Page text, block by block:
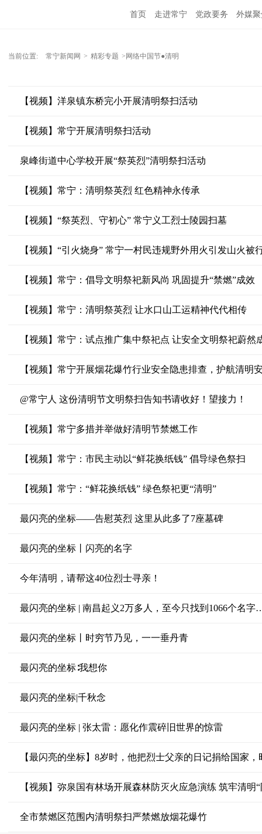
首页 走进常宁 党政要务 外媒
当前位置: 常宁新闻网 > 精彩专题 >网络中国节●清明
【视频】洋泉镇东桥完小开展清明祭扫活动
【视频】常宁开展清明祭扫活动
泉峰街道中心学校开展“祭英烈”清明祭扫活动
【视频】常宁：清明祭英烈 红色精神永传承
【视频】“祭英烈、守初心” 常宁义工烈士陵园扫墓
【视频】“引火烧身” 常宁一村民违规野外用火引发山火被
【视频】常宁：倡导文明祭祀新风尚 巩固提升“禁燃”成效
【视频】常宁：清明祭英烈 让水口山工运精神代代相传
【视频】常宁：试点推广集中祭祀点 让安全文明祭祀蔚然
【视频】常宁开展烟花爆竹行业安全隐患排查，护航清明
@常宁人 这份清明节文明祭扫告知书请收好！望接力！
【视频】常宁多措并举做好清明节禁燃工作
【视频】常宁：市民主动以“鲜花换纸钱” 倡导绿色祭扫
【视频】常宁：“鲜花换纸钱” 绿色祭祀更“清明”
最闪亮的坐标——告慰英烈 这里从此多了7座墓碑
最闪亮的坐标丨闪亮的名字
今年清明，请帮这40位烈士寻亲！
最闪亮的坐标 | 南昌起义2万多人，至今只找到1066个名
最闪亮的坐标丨时穷节乃见，一一垂丹青
最闪亮的坐标∶我想你
最闪亮的坐标|千秋念
最闪亮的坐标 | 张太雷：愿化作震碎旧世界的惊雷
【最闪亮的坐标】8岁时，他把烈士父亲的日记捐给国家
【视频】弥泉国有林场开展森林防灭火应急演练 筑牢清明“
全市禁燃区范围内清明祭扫严禁燃放烟花爆竹